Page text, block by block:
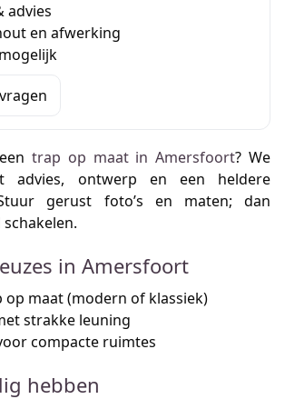
advies
en afwerking
trap op maat in Amersfoort? We
advies, ontwerp en een heldere
gerust foto’s en maten; dan
in Amersfoort
op maat (modern of klassiek)
strakke leuning
compacte ruimtes
hebben